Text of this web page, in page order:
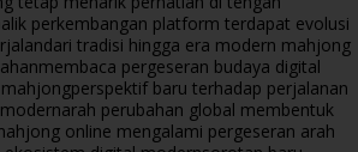
perkembangan platform terdapat evolusi
dari tradisi hingga era modern mahjong
membaca pergeseran budaya digital
perspektif baru terhadap perjalanan
arah perubahan global membentuk
online mengalami pergeseran arah